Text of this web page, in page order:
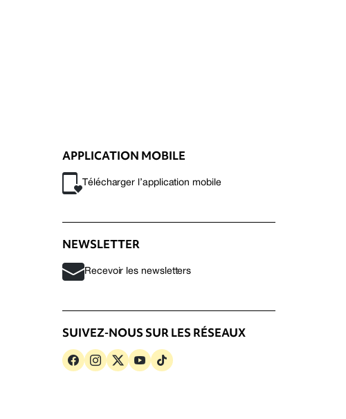
APPLICATION MOBILE
Télécharger l’application mobile
NEWSLETTER
Recevoir les newsletters
SUIVEZ-NOUS SUR LES RÉSEAUX